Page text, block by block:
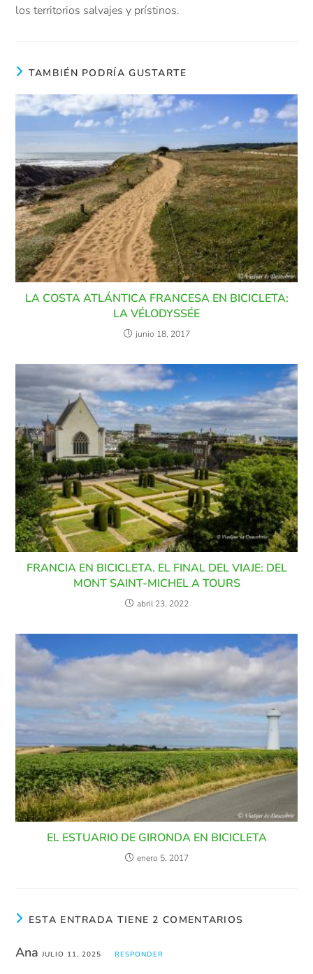
los territorios salvajes y prístinos.
TAMBIÉN PODRÍA GUSTARTE
LA COSTA ATLÁNTICA FRANCESA EN BICICLETA:
LA VÉLODYSSÉE
junio 18, 2017
FRANCIA EN BICICLETA. EL FINAL DEL VIAJE: DEL
MONT SAINT-MICHEL A TOURS
abril 23, 2022
EL ESTUARIO DE GIRONDA EN BICICLETA
enero 5, 2017
ESTA ENTRADA TIENE 2 COMENTARIOS
AnaJULIO 11, 2025 RESPONDER